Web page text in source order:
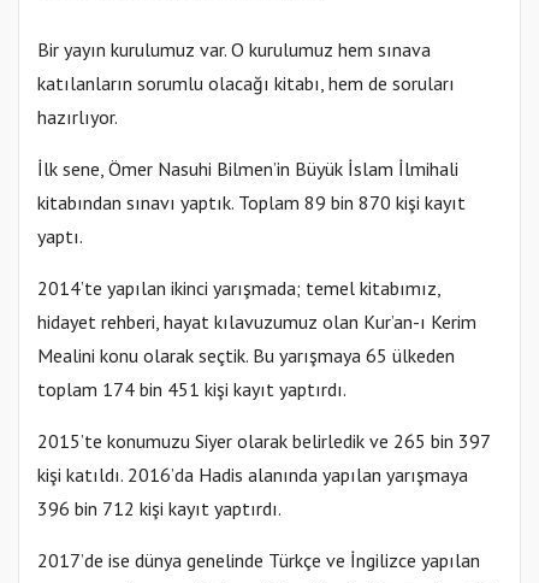
Bir yayın kurulumuz var. O kurulumuz hem sınava
katılanların sorumlu olacağı kitabı, hem de soruları
hazırlıyor.
İlk sene, Ömer Nasuhi Bilmen’in Büyük İslam İlmihali
kitabından sınavı yaptık. Toplam 89 bin 870 kişi kayıt
yaptı.
2014’te yapılan ikinci yarışmada; temel kitabımız,
hidayet rehberi, hayat kılavuzumuz olan Kur’an-ı Kerim
Mealini konu olarak seçtik. Bu yarışmaya 65 ülkeden
toplam 174 bin 451 kişi kayıt yaptırdı.
2015’te konumuzu Siyer olarak belirledik ve 265 bin 397
kişi katıldı. 2016’da Hadis alanında yapılan yarışmaya
396 bin 712 kişi kayıt yaptırdı.
2017’de ise dünya genelinde Türkçe ve İngilizce yapılan